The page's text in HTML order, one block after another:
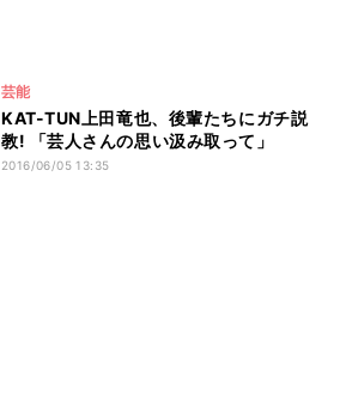
芸能
KAT-TUN上田竜也、後輩たちにガチ説
教! 「芸人さんの思い汲み取って」
2016/06/05 13:35